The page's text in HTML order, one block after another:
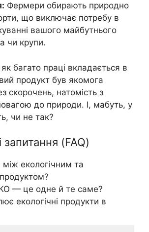
Фермери обирають природно
що виключає потребу в
вашого майбутнього
чи крупи.
багато праці вкладається в
продукт був якомога
скорочень, натомість з
до природи. І, мабуть, у
чи не так?
запитання (FAQ)
між екологічним та
— це одне й те саме?
екологічні продукти в